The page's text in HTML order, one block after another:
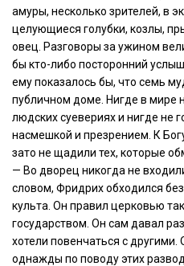
амуры, несколько зрителей, в
целующиеся голубки, козлы,
овец. Разговоры за ужином
бы кто-либо посторонний
ему показалось бы, что семь
публичном доме. Нигде в мире
людских суевериях и нигде не
насмешкой и презрением. К
зато не щадили тех, которые
— Во дворец никогда не
словом, Фридрих обходился
культа. Он правил церковью
государством. Он сам давал
хотели повенчаться с
однажды по поводу этих